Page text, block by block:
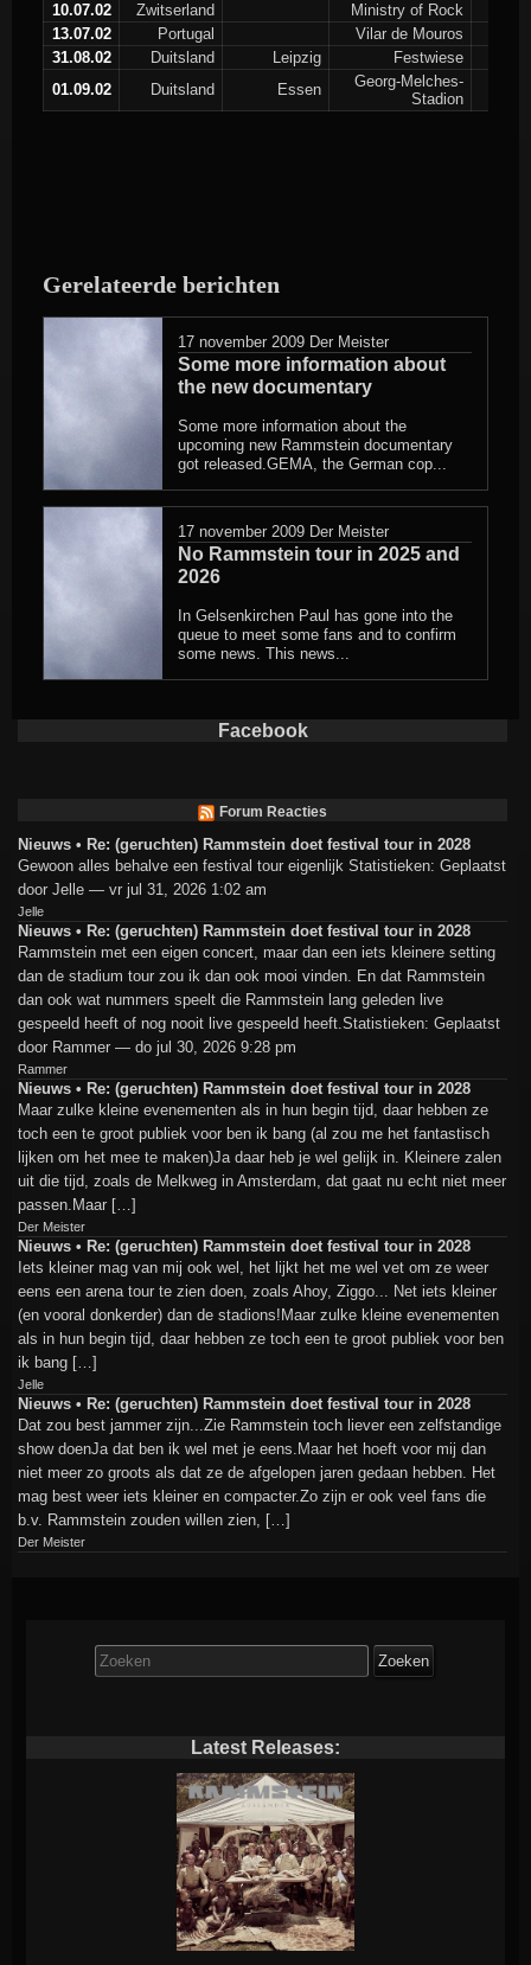
10.07.02 Zwitserland
Ministry of Rock
13.07.02
Portugal
Vilar de Mouros
31.08.02
Duitsland Leipzig
Festwiese
01.09.02
Duitsland Essen
Georg-Melches-
Stadion
Gerelateerde berichten
17 november 2009 Der Meister
Some more information about
the new documentary
Some more information about the
upcoming new Rammstein documentary
got released.GEMA, the German cop...
17 november 2009 Der Meister
No Rammstein tour in 2025 and
2026
In Gelsenkirchen Paul has gone into the
queue to meet some fans and to confirm
some news. This news...
Facebook
Forum Reacties
Nieuws • Re: (geruchten) Rammstein doet festival tour in 2028
Gewoon alles behalve een festival tour eigenlijk Statistieken: Geplaatst
door Jelle — vr jul 31, 2026 1:02 am
Jelle
Nieuws • Re: (geruchten) Rammstein doet festival tour in 2028
Rammstein met een eigen concert, maar dan een iets kleinere setting
dan de stadium tour zou ik dan ook mooi vinden. En dat Rammstein
dan ook wat nummers speelt die Rammstein lang geleden live
gespeeld heeft of nog nooit live gespeeld heeft.Statistieken: Geplaatst
door Rammer — do jul 30, 2026 9:28 pm
Rammer
Nieuws • Re: (geruchten) Rammstein doet festival tour in 2028
Maar zulke kleine evenementen als in hun begin tijd, daar hebben ze
toch een te groot publiek voor ben ik bang (al zou me het fantastisch
lijken om het mee te maken)Ja daar heb je wel gelijk in. Kleinere zalen
uit die tijd, zoals de Melkweg in Amsterdam, dat gaat nu echt niet meer
passen.Maar […]
Der Meister
Nieuws • Re: (geruchten) Rammstein doet festival tour in 2028
Iets kleiner mag van mij ook wel, het lijkt het me wel vet om ze weer
eens een arena tour te zien doen, zoals Ahoy, Ziggo... Net iets kleiner
(en vooral donkerder) dan de stadions!Maar zulke kleine evenementen
als in hun begin tijd, daar hebben ze toch een te groot publiek voor ben
ik bang […]
Jelle
Nieuws • Re: (geruchten) Rammstein doet festival tour in 2028
Dat zou best jammer zijn...Zie Rammstein toch liever een zelfstandige
show doenJa dat ben ik wel met je eens.Maar het hoeft voor mij dan
niet meer zo groots als dat ze de afgelopen jaren gedaan hebben. Het
mag best weer iets kleiner en compacter.Zo zijn er ook veel fans die
b.v. Rammstein zouden willen zien, […]
Der Meister
Zoek
naar:
Latest Releases: